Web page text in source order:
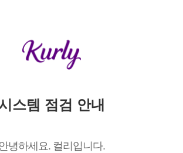
스템 점검 안내
안녕하세요. 컬리입니다.